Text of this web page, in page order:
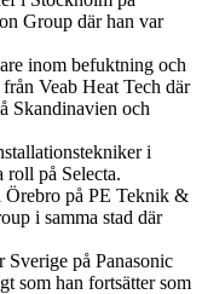
Group där han var
inom befuktning och
Veab Heat Tech där
Skandinavien och
i
roll på Selecta.
på PE Teknik &
i samma stad där
Sverige på Panasonic
som han fortsätter som